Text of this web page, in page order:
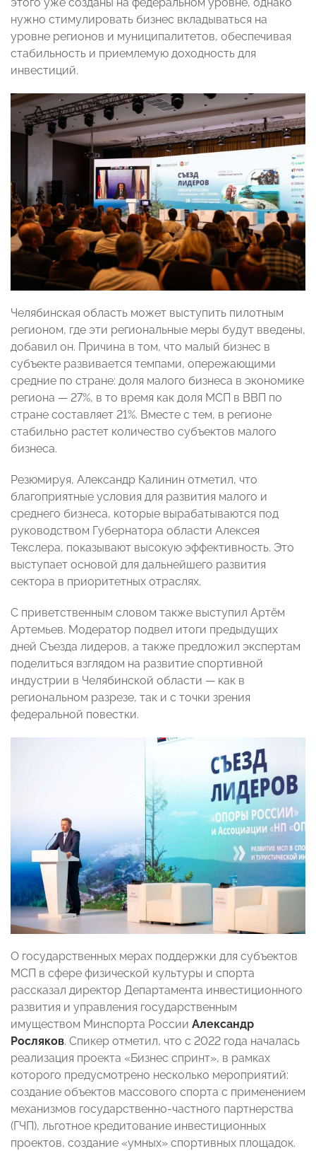
нужно стимулировать бизнес вкладываться на
уровне регионов и муниципалитетов, обеспечивая
стабильность и приемлемую доходность для
инвестиций.
Челябинская область может выступить пилотным
регионом, где эти региональные меры будут введены,
добавил он. Причина в том, что малый бизнес в
субъекте развивается темпами, опережающими
средние по стране: доля малого бизнеса в экономике
региона — 27%, в то время как доля МСП в ВВП по
стране составляет 21%. Вместе с тем, в регионе
стабильно растет количество субъектов малого
бизнеса.
Резюмируя, Александр Калинин отметил, что
благоприятные условия для развития малого и
среднего бизнеса, которые вырабатываются под
руководством Губернатора области Алексея
Текслера, показывают высокую эффективность. Это
выступает основой для дальнейшего развития
сектора в приоритетных отраслях.
С приветственным словом также выступил Артём
Артемьев. Модератор подвел итоги предыдущих
дней Съезда лидеров, а также предложил экспертам
поделиться взглядом на развитие спортивной
индустрии в Челябинской области — как в
региональном разрезе, так и с точки зрения
федеральной повестки.
О государственных мерах поддержки для субъектов
МСП в сфере физической культуры и спорта
рассказал директор Департамента инвестиционного
развития и управления государственным
имуществом Минспорта России Александр
Росляков. Спикер отметил, что с 2022 года началась
реализация проекта «Бизнес спринт», в рамках
которого предусмотрено несколько мероприятий:
создание объектов массового спорта с применением
механизмов государственно-частного партнерства
(ГЧП), льготное кредитование инвестиционных
проектов, создание «умных» спортивных площадок.